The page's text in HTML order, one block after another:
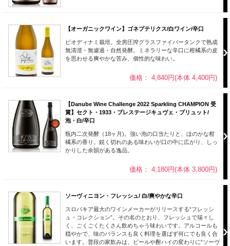
【オーガニックワイン】ゴネプテリクス/白ワイン/辛口
ビオディナミ栽培。全房圧搾グラスファイバータンクで熟成
無清澄・無濾過・自然発酵。ミネラリーな辛口に柑橘系の皮
を思わせる爽やかな苦み、個性的な味わい。
価格： 4,840円(本体 4,400円)
【Danube Wine Challenge 2022 Sparkling CHAMPION 受
賞】セクト・1933・プレステージキュヴェ・ブリュット/
泡・白/辛口
瓶内二次発酵（18ヶ月)。強い泡の口当たりと、ほのかな柑
橘系の香り。鋭く切れのある味わいが口の中に広がり、しっ
かりした余韻がある逸品。
価格： 4,180円(本体 3,800円)
ソーヴィニヨン・フレッシュ/ 白/爽やかな辛口
スロバキア最大のワインメーカーがリリースする“フレッシ
ュ・コレクション”。その名のとおり、フレッシュで瑞々し
く、ごくごくたくさん飲めちゃう味わいです。アルコールも
穏やかで、味のバランスも良く料理を選ばず何にでも良く合
います。普段の家飲みは、ビールや酎ハイの変わりに“ソーヴ